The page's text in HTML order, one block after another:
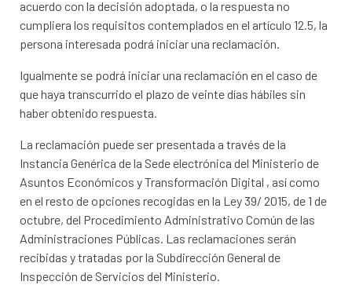
acuerdo con la decisión adoptada, o la respuesta no
cumpliera los requisitos contemplados en el artículo 12.5, la
persona interesada podrá iniciar una reclamación.
Igualmente se podrá iniciar una reclamación en el caso de
que haya transcurrido el plazo de veinte días hábiles sin
haber obtenido respuesta.
La reclamación puede ser presentada a través de la
Instancia Genérica de la Sede electrónica del Ministerio de
Asuntos Económicos y Transformación Digital , así como
en el resto de opciones recogidas en la Ley 39/ 2015, de 1 de
octubre, del Procedimiento Administrativo Común de las
Administraciones Públicas. Las reclamaciones serán
recibidas y tratadas por la Subdirección General de
Inspección de Servicios del Ministerio.